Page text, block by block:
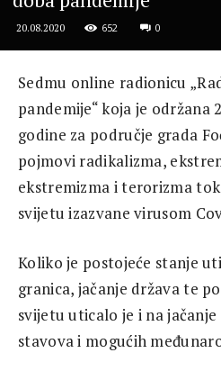
20.08.2020 652 0
Sedmu online radionicu
pandemije“ koja je održana
godine za područje grada
pojmovi radikalizma,
ekstremizma i terorizma
svijetu izazvane virusom
Koliko je postojeće stanje
granica, jačanje država te
svijetu uticalo je i na
stavova i mogućih